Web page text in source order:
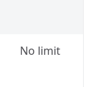
No limit